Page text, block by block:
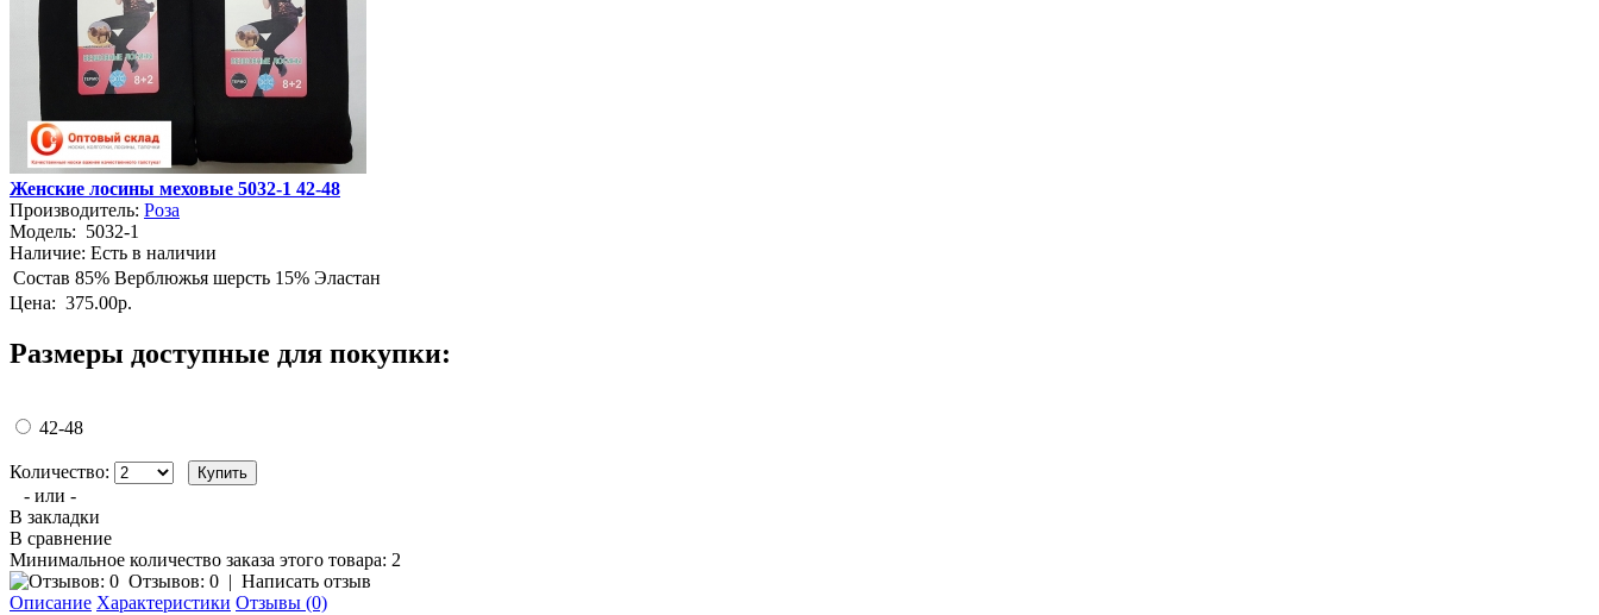
Женские лосины меховые 5032-1 42-48
Производитель: Роза
Модель: 5032-1
Наличие: Есть в наличии
Состав 85% Верблюжья шерсть 15% Эластан
Цена: 375.00р.
Размеры доступные для покупки:
42-48
Количество:
- или -
В закладки
В сравнение
Минимальное количество заказа этого товара: 2
Отзывов: 0 | Написать отзыв
Описание Характеристики Отзывы (0)